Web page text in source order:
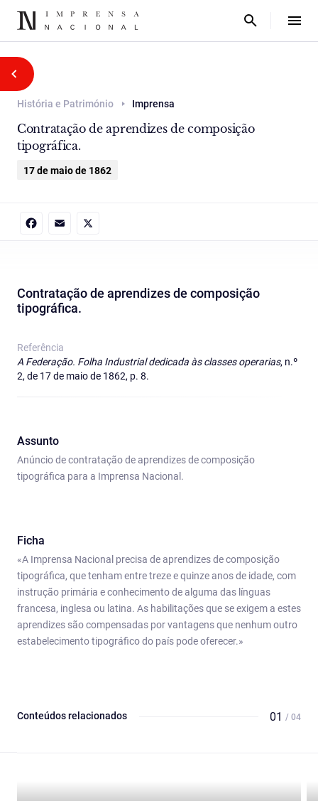
História e Património Imprensa
Contratação de aprendizes de composição
tipográfica.
17 de maio de 1862
Contratação de aprendizes de composição
tipográfica.
Referência
A Federação. Folha Industrial dedicada às classes operarias, n.º
2, de 17 de maio de 1862, p. 8.
Assunto
Anúncio de contratação de aprendizes de composição
tipográfica para a Imprensa Nacional.
Ficha
«A Imprensa Nacional precisa de aprendizes de composição
tipográfica, que tenham entre treze e quinze anos de idade, com
instrução primária e conhecimento de alguma das línguas
francesa, inglesa ou latina. As habilitações que se exigem a estes
aprendizes são compensadas por vantagens que nenhum outro
estabelecimento tipográfico do país pode oferecer.»
Conteúdos relacionados 01 / 04